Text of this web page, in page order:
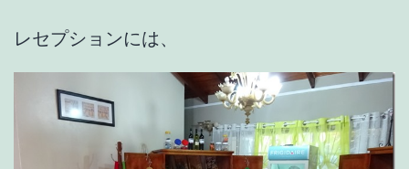
レセプションには、